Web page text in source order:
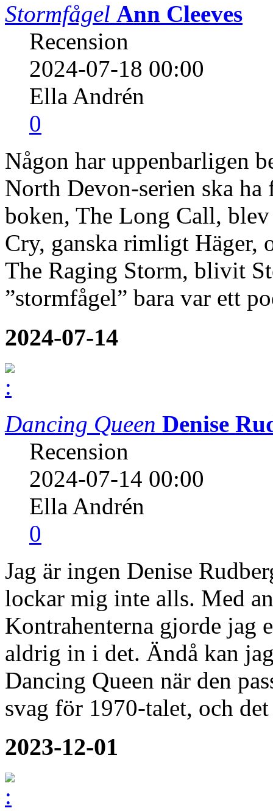
Stormfågel Ann Cleeves
Recension
2024-07-18 00:00
Ella Andrén
0
Någon har uppenbarligen
North Devon-serien ska ha
boken, The Long Call, blev
Cry, ganska rimligt Häger,
The Raging Storm, blivit
”stormfågel” bara var ett
2024-07-14
Dancing Queen Denise
Recension
2024-07-14 00:00
Ella Andrén
0
Jag är ingen Denise
lockar mig inte alls. Med
Kontrahenterna gjorde jag
aldrig in i det. Ändå kan
Dancing Queen när den
svag för 1970-talet, och
2023-12-01